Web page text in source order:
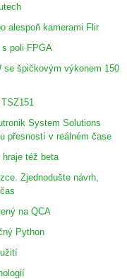
alespoň kamerami Flir
poli FPGA
se špičkovým výkonem 150
System Solutions
přesností v reálném čase
též beta
Zjednodušte návrh,
na QCA
Python